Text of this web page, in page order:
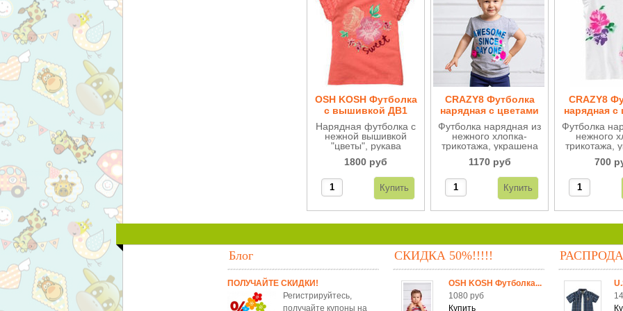
OSH KOSH Футболка
с вышивкой ДВ1
Нарядная футболка с
нежной вышивкой
"цветы", рукава
рюшами. Отличное
качество и особый
шарм порадует наших
модниц.
1800 руб
CRAZY8 Футболка
нарядная c цветами
из ткани ДВ56
Футболка нарядная из
нежного хлопка-
трикотажа, украшена
блестящей яркой
надписью.
1170 руб
CRAZY8
нарядная c
из ткани
Футболка
нежного
трикотажа,
цветами
700
Блог
ПОЛУЧАЙТЕ СКИДКИ!
Регистрируйтесь,
получайте купоны на
СКИДКА 50%!!!!!
OSH KOSH Футболка...
1080 руб